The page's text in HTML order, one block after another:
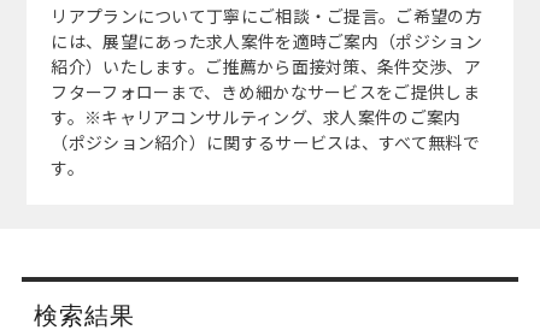
MBAからのFAQ
MBA留学生数の推移
インターン受入企業一覧
外資系／面接攻略のコツ
キャリアに効く一冊
注目企業インタビュー
プロ経営者の特別セミナー
Career Talk Live
MBA NETWORKING
パブリシティ
ニュースリリース
リアプランについて丁寧にご相談・ご提言。ご希望の方
には、展望にあった求人案件を適時ご案内（ポジション
紹介）いたします。ご推薦から面接対策、条件交渉、ア
フターフォローまで、きめ細かなサービスをご提供しま
す。※キャリアコンサルティング、求人案件のご案内
（ポジション紹介）に関するサービスは、すべて無料で
す。
検索結果